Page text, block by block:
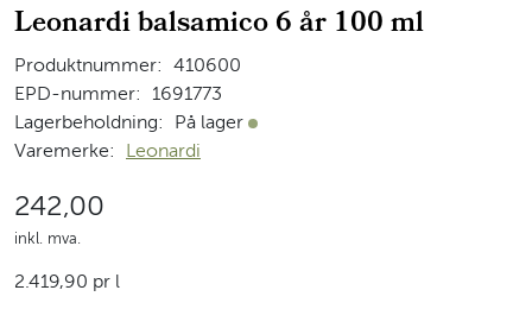
Leonardi balsamico 6 år 100 ml
Produktnummer:
410600
EPD-nummer:
1691773
Lagerbeholdning:
På lager På lager
Varemerke: Leonardi
242,00
inkl. mva.
2.419,90 pr l